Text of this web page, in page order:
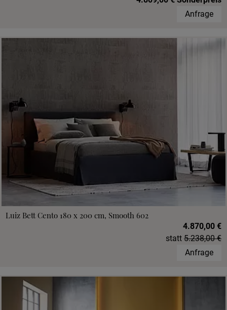
Anfrage
Luiz Bett Cento 180 x 200 cm, Smooth 602
4.870,00 €
statt 5.238,00 €
Anfrage